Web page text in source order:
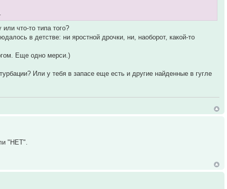
что-то типа того?
в детстве: ни яростной дрочки, ни, наоборот, какой-то
Еще одно мерси.)
Или у тебя в запасе еще есть и другие найденные в гугле
"НЕТ".